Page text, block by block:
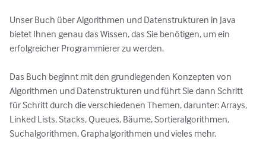
Unser Buch über Algorithmen und Datenstrukturen in Java
bietet Ihnen genau das Wissen, das Sie benötigen, um ein
erfolgreicher Programmierer zu werden.
Das Buch beginnt mit den grundlegenden Konzepten von
Algorithmen und Datenstrukturen und führt Sie dann Schritt
für Schritt durch die verschiedenen Themen, darunter: Arrays,
Linked Lists, Stacks, Queues, Bäume, Sortieralgorithmen,
Suchalgorithmen, Graphalgorithmen und vieles mehr.